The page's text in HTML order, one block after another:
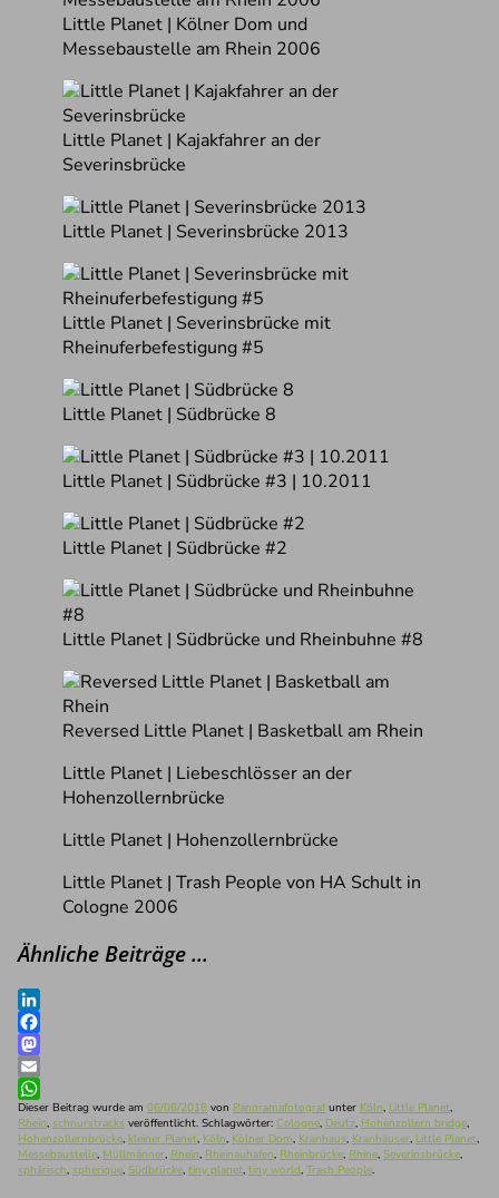
Little Planet | Kölner Dom und
Messebaustelle am Rhein 2006
Little Planet | Kajakfahrer an der
Severinsbrücke
Little Planet | Severinsbrücke 2013
Little Planet | Severinsbrücke mit
Rheinuferbefestigung #5
Little Planet | Südbrücke 8
Little Planet | Südbrücke #3 | 10.2011
Little Planet | Südbrücke #2
Little Planet | Südbrücke und Rheinbuhne #8
Reversed Little Planet | Basketball am Rhein
Little Planet | Liebeschlösser an der
Hohenzollernbrücke
Little Planet | Hohenzollernbrücke
Little Planet | Trash People von HA Schult in
Cologne 2006
Ähnliche Beiträge …
LinkedIn
Facebook
Mastodon
Email
WhatsApp
Dieser Beitrag wurde am 06/06/2018 von Panoramafotografunter Köln, Little Planet,
Rhein, schnurstracks veröffentlicht. Schlagwörter: Cologne, Deutz, Hohenzollern bridge,
Hohenzollernbrücke, kleiner Planet, Köln, Kölner Dom, Kranhaus, Kranhäuser, Little Planet,
Messebaustelle, Müllmänner, Rhein, Rheinauhafen, Rheinbrücke, Rhine, Severinsbrücke,
sphärisch, spherique, Südbrücke, tiny planet, tiny world, Trash People.